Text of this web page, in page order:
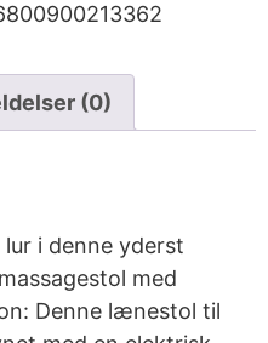
(0)
i denne yderst
med
Denne lænestol til